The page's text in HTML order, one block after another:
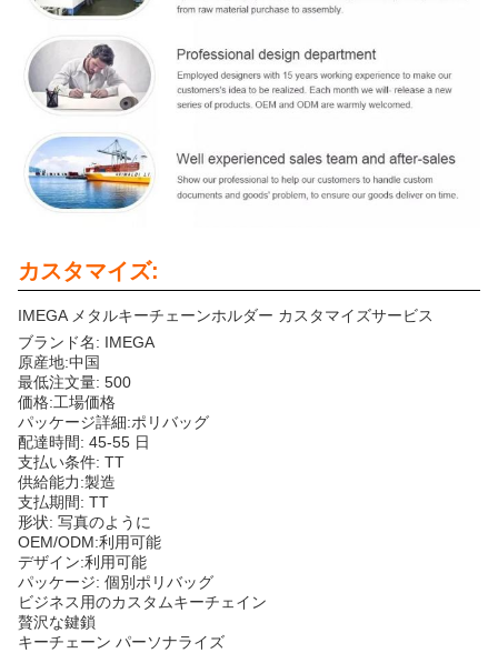
カスタマイズ:
IMEGA メタルキーチェーンホルダー カスタマイズサービス
ブランド名: IMEGA
原産地:中国
最低注文量: 500
価格:工場価格
パッケージ詳細:ポリバッグ
配達時間: 45-55 日
支払い条件: TT
供給能力:製造
支払期間: TT
形状: 写真のように
OEM/ODM:利用可能
デザイン:利用可能
パッケージ: 個別ポリバッグ
ビジネス用のカスタムキーチェイン
贅沢な鍵鎖
キーチェーン パーソナライズ